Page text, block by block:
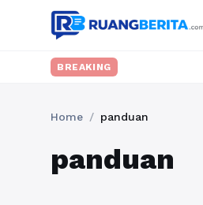
BREAKING
Home / panduan
panduan